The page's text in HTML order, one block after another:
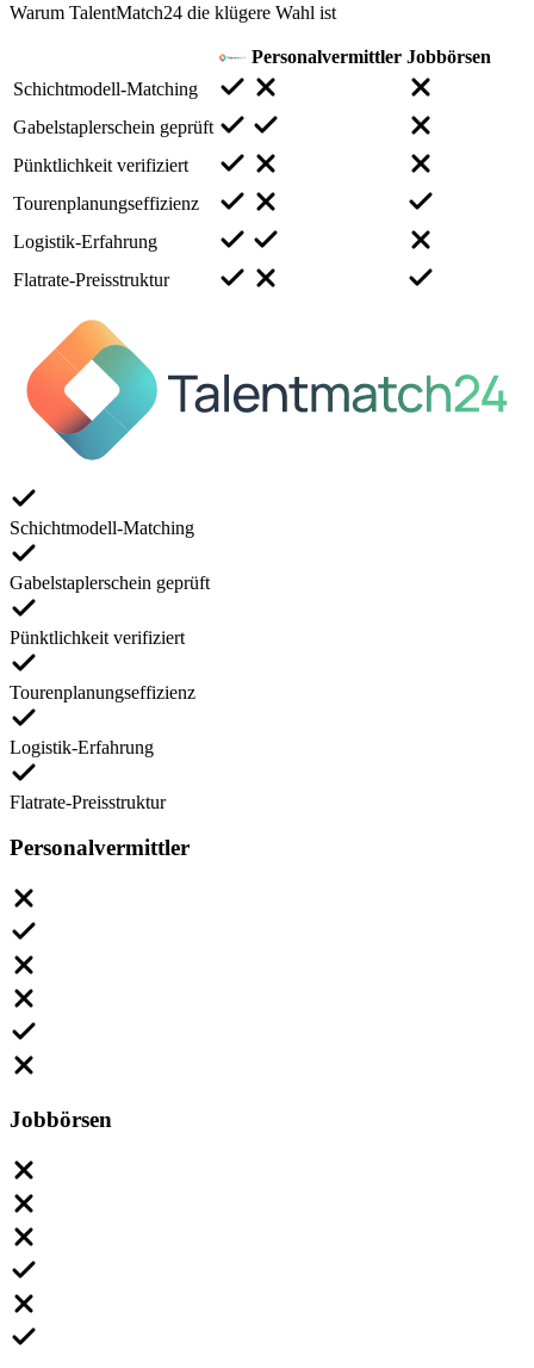
Warum TalentMatch24 die klügere Wahl ist
Personalvermittler Jobbörsen
Schichtmodell-Matching
Gabelstaplerschein geprüft
Pünktlichkeit verifiziert
Tourenplanungseffizienz
Logistik-Erfahrung
Flatrate-Preisstruktur
Schichtmodell-Matching
Gabelstaplerschein geprüft
Pünktlichkeit verifiziert
Tourenplanungseffizienz
Logistik-Erfahrung
Flatrate-Preisstruktur
Personalvermittler
Jobbörsen